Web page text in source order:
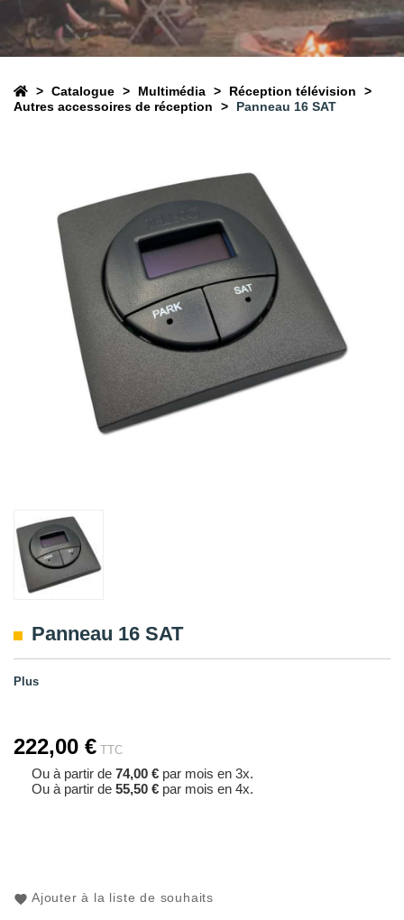
Catalogue Multimédia
Réception télévision
Autres accessoires de réception
Panneau 16 SAT
Panneau 16 SAT
Plus
222,00 € TTC
Ou à partir de 74,00 € par mois en 3x.
Ou à partir de 55,50 € par mois en 4x.
Ajouter à la liste de souhaits